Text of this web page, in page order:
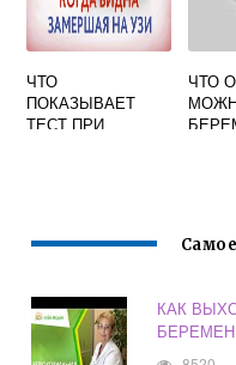
ЧТО
ПОКАЗЫВАЕТ
ТЕСТ ПРИ
ЧТО
КАК